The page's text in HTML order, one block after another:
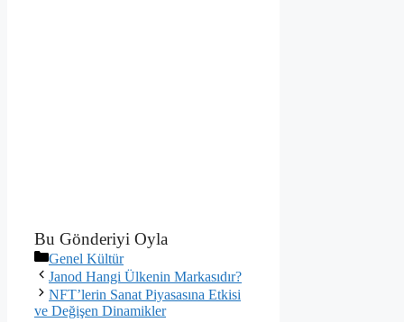
Bu Gönderiyi Oyla
Kategoriler
Genel Kültür
Janod Hangi Ülkenin Markasıdır?
NFT’lerin Sanat Piyasasına Etkisi
ve Değişen Dinamikler